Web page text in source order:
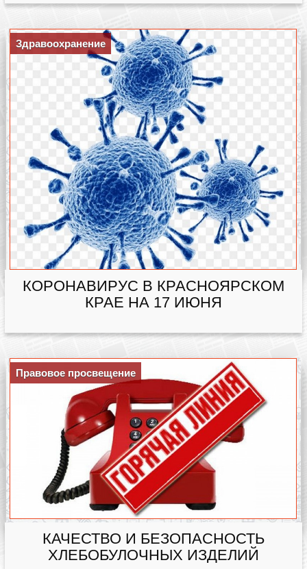
Здравоохранение
КОРОНАВИРУС В КРАСНОЯРСКОМ
КРАЕ НА 17 ИЮНЯ
Правовое просвещение
КАЧЕСТВО И БЕЗОПАСНОСТЬ
ХЛЕБОБУЛОЧНЫХ ИЗДЕЛИЙ